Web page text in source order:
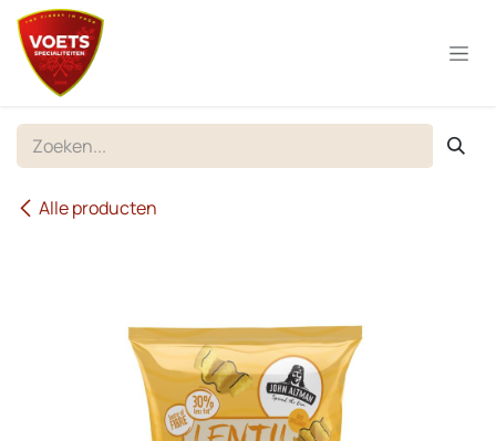
Overslaan naar inhoud
Alle producten